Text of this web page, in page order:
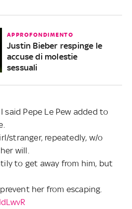
APPROFONDIMENTO
Justin Bieber respinge le
accuse di molestie
sessuali
said Pepe Le Pew added to
stranger, repeatedly, w/o
will.
to get away from him, but
her from escaping.